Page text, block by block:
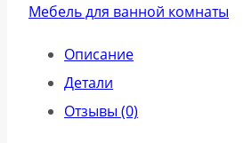
Мебель для ванной комнаты
Описание
Детали
Отзывы (0)